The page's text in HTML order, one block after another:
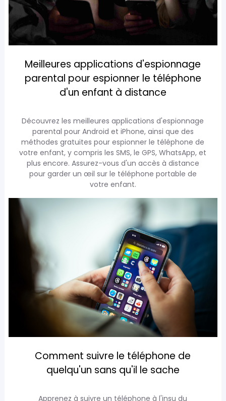
Meilleures applications d'espionnage
parental pour espionner le téléphone
d'un enfant à distance
Découvrez les meilleures applications d'espionnage
parental pour Android et iPhone, ainsi que des
méthodes gratuites pour espionner le téléphone de
votre enfant, y compris les SMS, le GPS, WhatsApp, et
plus encore. Assurez-vous d'un accès à distance
pour garder un œil sur le téléphone portable de
votre enfant.
Comment suivre le téléphone de
quelqu'un sans qu'il le sache
Apprenez à suivre un téléphone à l'insu du